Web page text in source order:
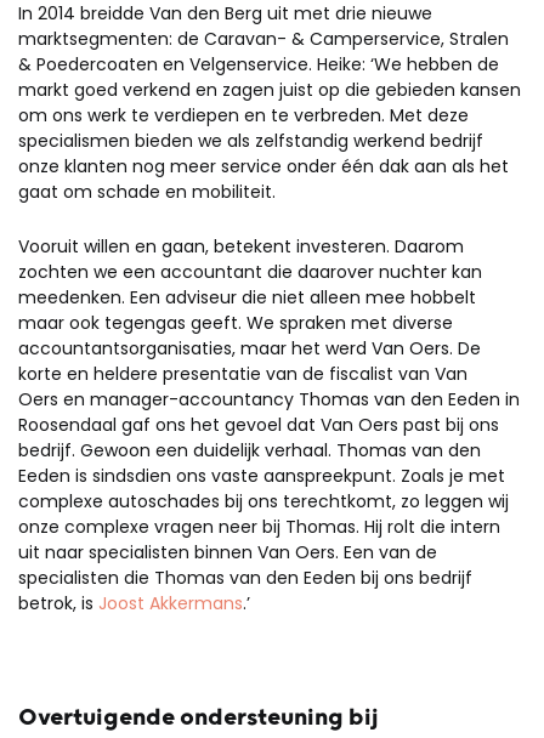
In 2014 breidde Van den Berg uit met drie nieuwe
marktsegmenten: de Caravan- & Camperservice, Stralen
& Poedercoaten en Velgenservice. Heike: ‘We hebben de
markt goed verkend en zagen juist op die gebieden kansen
om ons werk te verdiepen en te verbreden. Met deze
specialismen bieden we als zelfstandig werkend bedrijf
onze klanten nog meer service onder één dak aan als het
gaat om schade en mobiliteit.
Vooruit willen en gaan, betekent investeren. Daarom
zochten we een accountant die daarover nuchter kan
meedenken. Een adviseur die niet alleen mee hobbelt
maar ook tegengas geeft. We spraken met diverse
accountantsorganisaties, maar het werd Van Oers. De
korte en heldere presentatie van de fiscalist van Van
Oers en manager-accountancy Thomas van den Eeden in
Roosendaal gaf ons het gevoel dat Van Oers past bij ons
bedrijf. Gewoon een duidelijk verhaal. Thomas van den
Eeden is sindsdien ons vaste aanspreekpunt. Zoals je met
complexe autoschades bij ons terechtkomt, zo leggen wij
onze complexe vragen neer bij Thomas. Hij rolt die intern
uit naar specialisten binnen Van Oers. Een van de
specialisten die Thomas van den Eeden bij ons bedrijf
betrok, is Joost Akkermans.’
Overtuigende ondersteuning bij